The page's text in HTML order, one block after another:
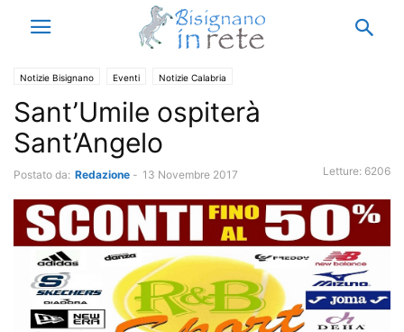
Notizie Bisignano Eventi Notizie Calabria
Sant’Umile ospiterà
Sant’Angelo
Postato da: Redazione - 13 Novembre 2017 Letture: 6206